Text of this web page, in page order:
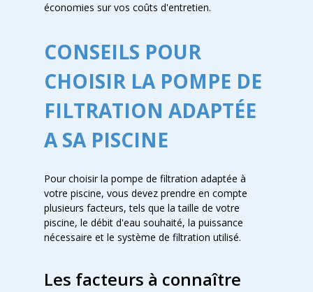
économies sur vos coûts d'entretien.
CONSEILS POUR
CHOISIR LA POMPE DE
FILTRATION ADAPTÉE
A SA PISCINE
Pour choisir la pompe de filtration adaptée à
votre piscine, vous devez prendre en compte
plusieurs facteurs, tels que la taille de votre
piscine, le débit d'eau souhaité, la puissance
nécessaire et le système de filtration utilisé.
Les facteurs à connaître